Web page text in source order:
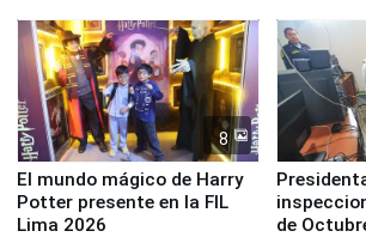
la UGEL 2
Derecho
8
El mundo mágico de Harry
Potter presente en la FIL
Lima 2026
Presidenta Keiko
de